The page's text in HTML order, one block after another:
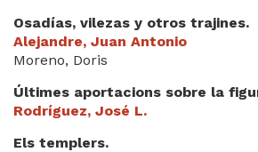
Osadías, vilezas y otros trajines.
Alejandre, Juan Antonio
Moreno, Doris
Últimes aportacions sobre la
Rodríguez, José L.
Els templers.